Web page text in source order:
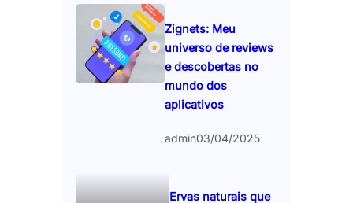
Zignets: Meu
universo de reviews
e descobertas no
mundo dos
aplicativos
admin03/04/2025
Ervas naturais que